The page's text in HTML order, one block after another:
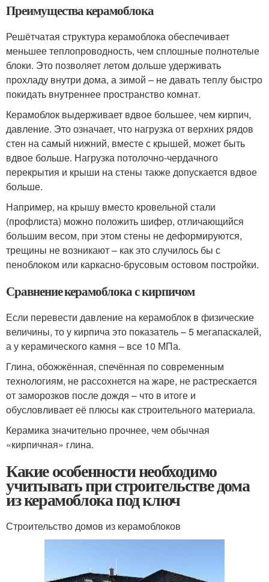
Преимущества керамоблока
Решётчатая структура керамоблока обеспечивает
меньшее теплопроводность, чем сплошные полнотелые
блоки. Это позволяет летом дольше удерживать
прохладу внутри дома, а зимой – не давать теплу быстро
покидать внутреннее пространство комнат.
Керамоблок выдерживает вдвое большее, чем кирпич,
давление. Это означает, что нагрузка от верхних рядов
стен на самый нижний, вместе с крышей, может быть
вдвое больше. Нагрузка потолочно-чердачного
перекрытия и крыши на стены также допускается вдвое
больше.
Например, на крышу вместо кровельной стали
(профлиста) можно положить шифер, отличающийся
большим весом, при этом стены не деформируются,
трещины не возникают – как это случилось бы с
пеноблоком или каркасно-брусовым остовом постройки.
Сравнение керамоблока с кирпичом
Если перевести давление на керамоблок в физические
величины, то у кирпича это показатель – 5 мегапаскалей,
а у керамического камня – все 10 МПа.
Глина, обожжённая, спечённая по современным
технологиям, не рассохнется на жаре, не растрескается
от заморозков после дождя – что в итоге и
обусловливает её плюсы как строительного материала.
Керамика значительно прочнее, чем обычная
«кирпичная» глина.
Какие особенности необходимо
учитывать при строительстве дома
из керамоблока под ключ
Строительство домов из керамоблоков